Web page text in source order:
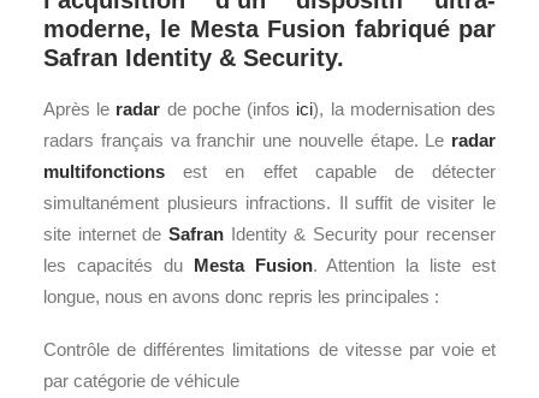
moderne, le Mesta Fusion fabriqué par
Safran Identity & Security.
Après le radar de poche (infos ici), la modernisation des
radars français va franchir une nouvelle étape. Le radar
multifonctions est en effet capable de détecter
simultanément plusieurs infractions. Il suffit de visiter le
site internet de SafranIdentity & Security pour recenser
les capacités du Mesta Fusion. Attention la liste est
longue, nous en avons donc repris les principales :
Contrôle de différentes limitations de vitesse par voie et
par catégorie de véhicule